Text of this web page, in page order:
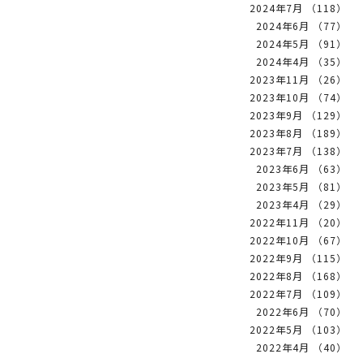
2024年7月 （118）
2024年6月 （77）
2024年5月 （91）
2024年4月 （35）
2023年11月 （26）
2023年10月 （74）
2023年9月 （129）
2023年8月 （189）
2023年7月 （138）
2023年6月 （63）
2023年5月 （81）
2023年4月 （29）
2022年11月 （20）
2022年10月 （67）
2022年9月 （115）
2022年8月 （168）
2022年7月 （109）
2022年6月 （70）
2022年5月 （103）
2022年4月 （40）